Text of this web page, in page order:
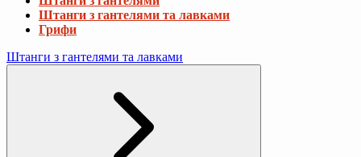
Штанги з гантелями та лавками
Грифи
Штанги з гантелями та лавками